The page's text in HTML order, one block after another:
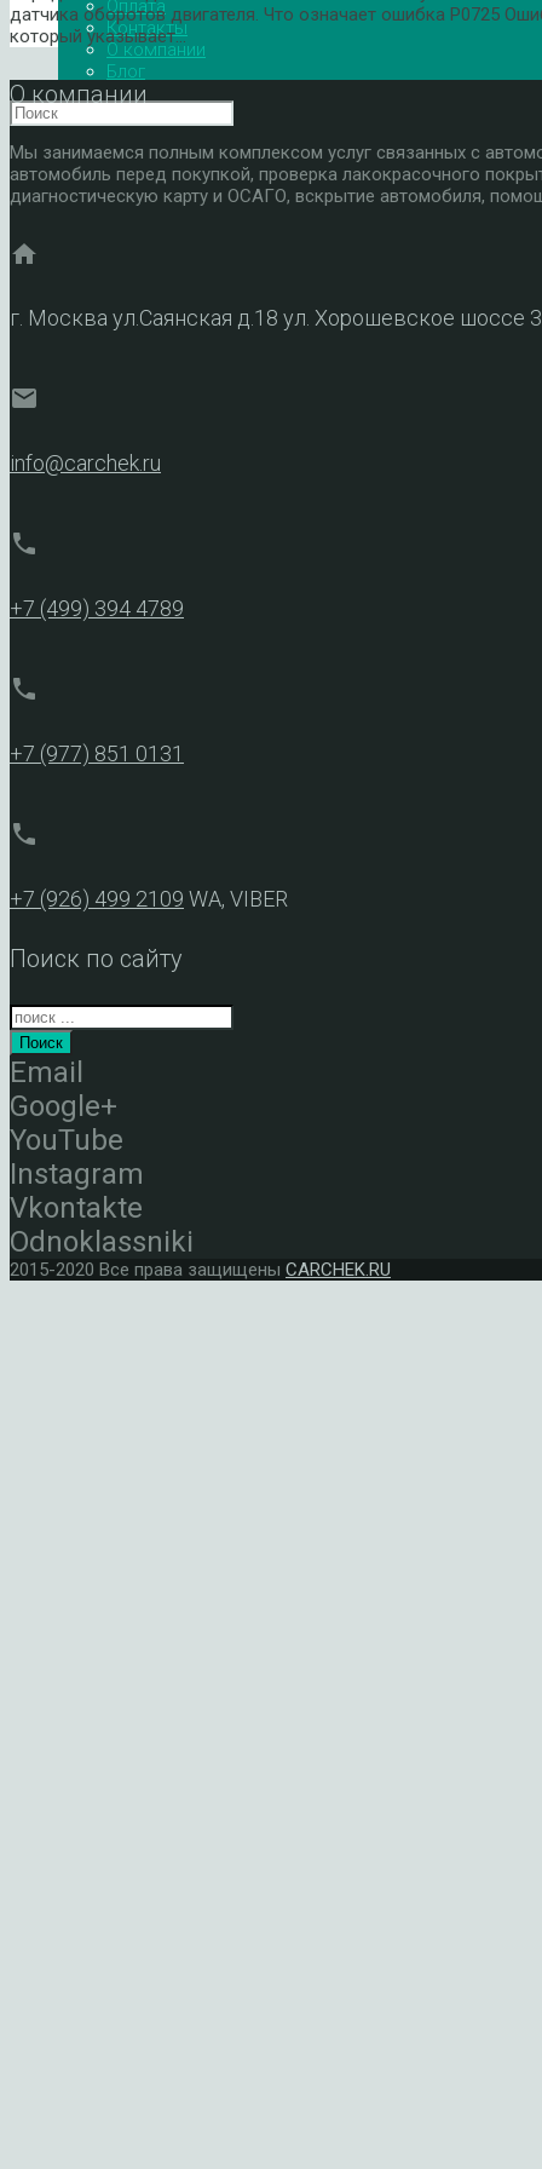
Оплата
Контакты
О компании
Блог
датчика оборотов двигателя. Что означает ошибка P0725
который указывает…
О компании
Мы занимаемся полным комплексом услуг связанных с
автомобиль перед покупкой, проверка лакокрасочного
диагностическую карту и ОСАГО, вскрытие автомобиля,
home
г. Москва ул.Саянская д.18 ул. Хорошевское шоссе
mail
info@carchek.ru
phone
+7 (499) 394 4789
phone
+7 (977) 851 0131
phone
+7 (926) 499 2109 WA, VIBER
Поиск по сайту
Поиск
Email
Google+
YouTube
Instagram
Vkontakte
Odnoklassniki
2015-2020 Все права защищены CARCHEK.RU